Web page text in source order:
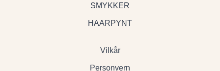
SMYKKER
HAARPYNT
Vilkår
Personvern